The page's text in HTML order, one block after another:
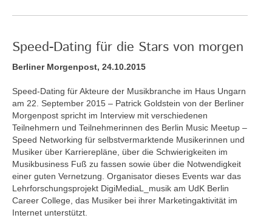
Speed-Dating für die Stars von morgen
Berliner Morgenpost, 24.10.2015
Speed-Dating für Akteure der Musikbranche im Haus Ungarn
am 22. September 2015 – Patrick Goldstein von der Berliner
Morgenpost spricht im Interview mit verschiedenen
Teilnehmern und Teilnehmerinnen des Berlin Music Meetup –
Speed Networking für selbstvermarktende Musikerinnen und
Musiker über Karrierepläne, über die Schwierigkeiten im
Musikbusiness Fuß zu fassen sowie über die Notwendigkeit
einer guten Vernetzung. Organisator dieses Events war das
Lehrforschungsprojekt DigiMediaL_musik am UdK Berlin
Career College, das Musiker bei ihrer Marketingaktivität im
Internet unterstützt.